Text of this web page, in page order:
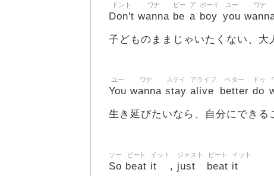
Don't
ドント
wanna
ワナ
be
ビー
a
ア
boy
ボーイ
you
ユー ワナ
子どものままじゃいたくない、大
You
ユー
wanna
ワナ
stay
ステイ
alive
アライブ
better
ベター
do
ドゥ
生き延びたいなら、自分にできる
So
ソー
beat
ビート
it
イット
, just
ジャスト
beat
ビート
it
イット